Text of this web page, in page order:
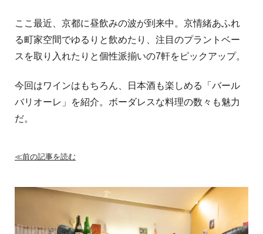
ここ最近、京都に昼飲みの波が到来中。京情緒あふれ
る町家空間でゆるりと飲めたり、注目のプラントベー
スを取り入れたりと個性派揃いの7軒をピックアップ。
今回はワインはもちろん、日本酒も楽しめる「バール
バリオーレ」を紹介。ボーダレスな料理の数々も魅力
だ。
≪前の記事を読む